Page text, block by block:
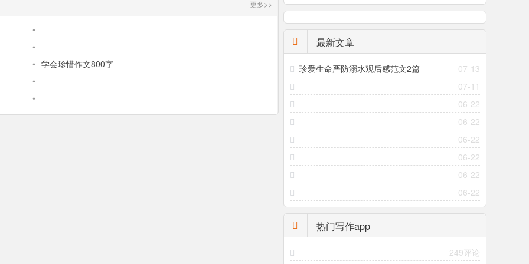
更多>>
•
•
• 学会珍惜作文800字
•
•
最新文章
07-13
珍爱生命严防溺水观后感范文2篇
07-11
06-22
06-22
06-22
06-22
06-22
06-22
热门写作app
249评论